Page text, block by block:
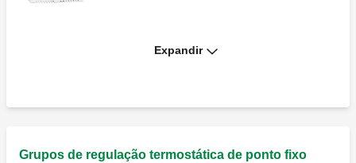
Ø6 mm.
Expandir
Grupos de regulação termostática de ponto fixo